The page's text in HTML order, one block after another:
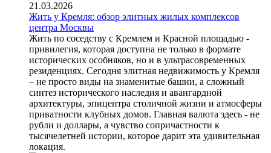
21.03.2026
Жить у Кремля: обзор элитных жилых комплексов
центра Москвы
Жить по соседству с Кремлем и Красной площадью -
привилегия, которая доступна не только в формате
исторических особняков, но и в ультрасовременных
резиденциях. Сегодня элитная недвижимость у Кремля
– не просто виды на знаменитые башни, а сложный
синтез исторического наследия и авангардной
архитектуры, эпицентра столичной жизни и атмосферы
приватности клубных домов. Главная валюта здесь - не
рубли и доллары, а чувство сопричастности к
тысячелетней истории, которое дарит эта удивительная
локация.